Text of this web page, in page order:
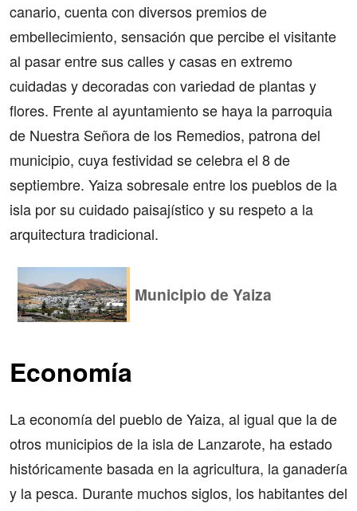
canario, cuenta con diversos premios de
embellecimiento, sensación que percibe el visitante
al pasar entre sus calles y casas en extremo
cuidadas y decoradas con variedad de plantas y
flores. Frente al ayuntamiento se haya la parroquia
de Nuestra Señora de los Remedios, patrona del
municipio, cuya festividad se celebra el 8 de
septiembre. Yaiza sobresale entre los pueblos de la
isla por su cuidado paisajístico y su respeto a la
arquitectura tradicional.
Municipio de Yaiza
Economía
La economía del pueblo de Yaiza, al igual que la de
otros municipios de la isla de Lanzarote, ha estado
históricamente basada en la agricultura, la ganadería
y la pesca. Durante muchos siglos, los habitantes del